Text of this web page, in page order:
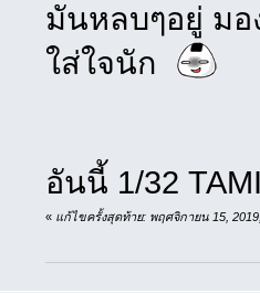
มันหลบๆอยู่ มอ
ใส่ใจนัก
อันนี้ 1/32
« แก้ไขครั้งสุดท้าย: พฤศจิกายน 15,